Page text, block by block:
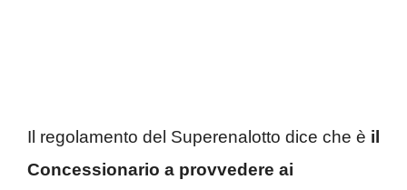
Il regolamento del Superenalotto dice che è il
Concessionario a provvedere ai